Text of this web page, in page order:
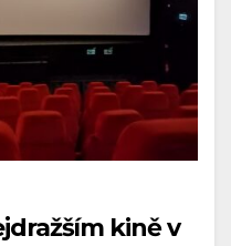
kině v